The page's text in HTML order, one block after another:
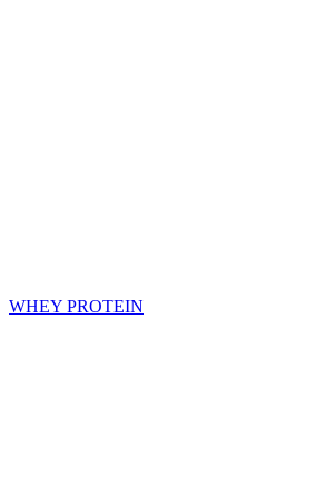
WHEY PROTEIN